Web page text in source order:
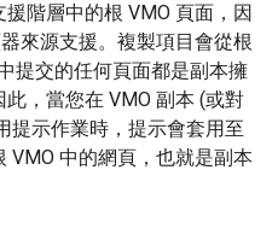
階層中的根 VMO 頁面，因
來源支援。複製項目會從根
提交的任何頁面都是副本擁
，當您在 VMO 副本 (或對
提示作業時，提示會套用至
VMO 中的網頁，也就是副本